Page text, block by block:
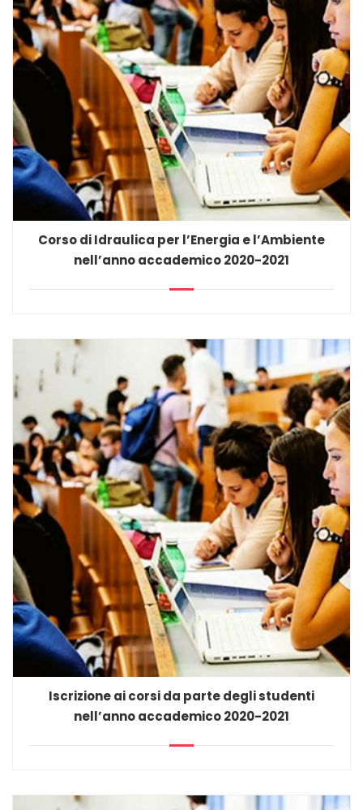
Corso di Idraulica per l’Energia e l’Ambiente
nell’anno accademico 2020-2021
Iscrizione ai corsi da parte degli studenti
nell’anno accademico 2020-2021